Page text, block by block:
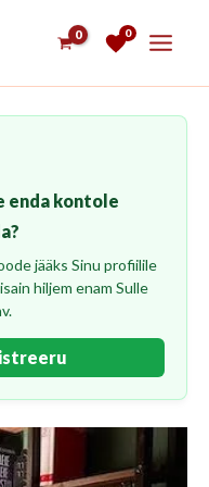
0
enda kontole
jääks Sinu profiilile
hiljem enam Sulle